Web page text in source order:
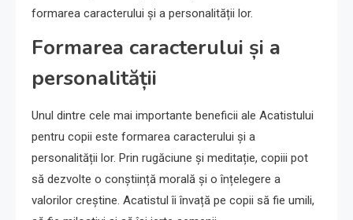
formarea caracterului și a personalității lor.
Formarea caracterului și a
personalității
Unul dintre cele mai importante beneficii ale Acatistului
pentru copii este formarea caracterului și a
personalității lor. Prin rugăciune și meditație, copiii pot
să dezvolte o conștiință morală și o înțelegere a
valorilor creștine. Acatistul îi învață pe copii să fie umili,